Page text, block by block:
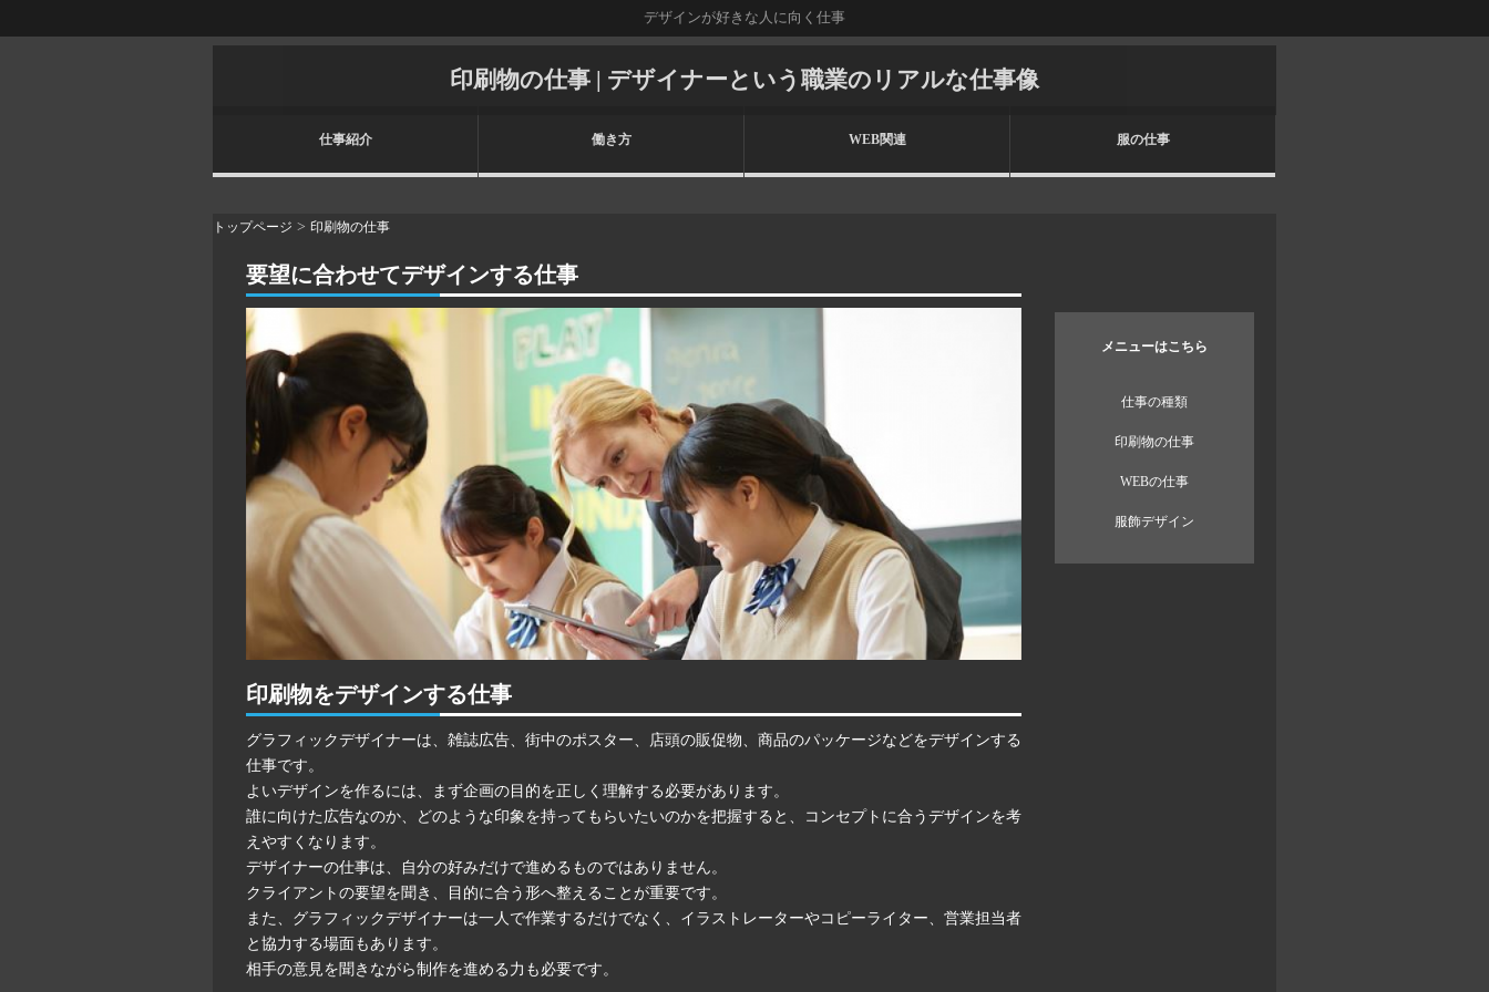
デザインが好きな人に向く仕事
印刷物の仕事 | デザイナーという職業のリアルな仕事像
仕事紹介 働き方 WEB関連 服の仕事
トップページ > 印刷物の仕事
要望に合わせてデザインする仕事
印刷物をデザインする仕事
グラフィックデザイナーは、雑誌広告、街中のポスター、店頭の販促物、商品のパッケージなどをデザインする
仕事です。
よいデザインを作るには、まず企画の目的を正しく理解する必要があります。
誰に向けた広告なのか、どのような印象を持ってもらいたいのかを把握すると、コンセプトに合うデザインを考
えやすくなります。
デザイナーの仕事は、自分の好みだけで進めるものではありません。
クライアントの要望を聞き、目的に合う形へ整えることが重要です。
また、グラフィックデザイナーは一人で作業するだけでなく、イラストレーターやコピーライター、営業担当者
と協力する場面もあります。
相手の意見を聞きながら制作を進める力も必要です。
メニューはこちら
仕事の種類
印刷物の仕事
WEBの仕事
服飾デザイン